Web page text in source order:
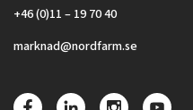
+46 (0)11 – 19 70 40
marknad@nordfarm.se